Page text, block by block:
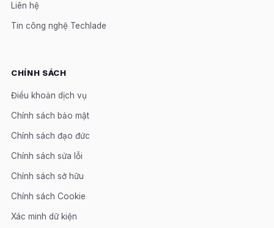
Liên hệ
Tin công nghệ Techlade
CHÍNH SÁCH
Điều khoản dịch vụ
Chính sách bảo mật
Chính sách đạo đức
Chính sách sửa lỗi
Chính sách sở hữu
Chính sách Cookie
Xác minh dữ kiện